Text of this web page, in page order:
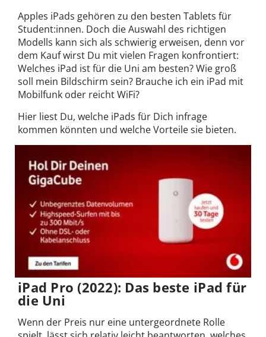
Apples iPads gehören zu den besten Tablets für
Student:innen. Doch die Auswahl des richtigen
Modells kann sich als schwierig erweisen, denn vor
dem Kauf wirst Du mit vielen Fragen konfrontiert:
Welches iPad ist für die Uni am besten? Wie groß
soll mein Bildschirm sein? Brauche ich ein iPad mit
Mobilfunk oder reicht WiFi?
Hier liest Du, welche iPads für Dich infrage
kommen könnten und welche Vorteile sie bieten.
iPad Pro (2022): Das beste iPad für
die Uni
Wenn der Preis nur eine untergeordnete Rolle